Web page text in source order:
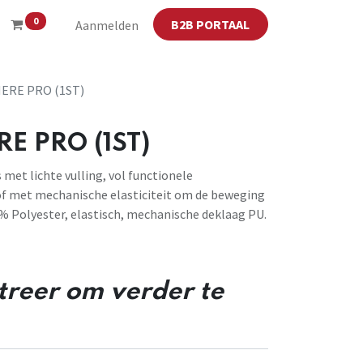
0 Aanmelden B2B PORTAAL
PRO (1ST)
PRO (1ST)
met lichte vulling, vol functionele
met mechanische elasticiteit om de beweging
Polyester, elastisch, mechanische deklaag PU.
om verder te